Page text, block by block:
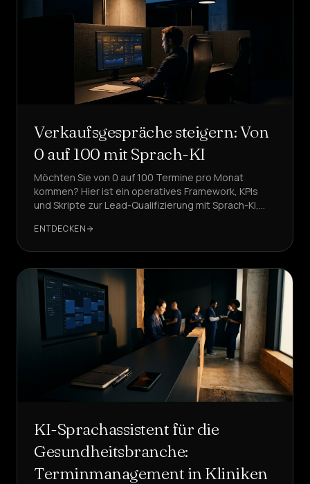
Verkaufsgespräche steigern: Von
0 auf 100 mit Sprach-KI
Möchten Sie von 0 auf 100 Termine pro Monat
kommen? Hier ist ein operatives Framework, KPIs
und Skripte zur Lead-Qualifizierung mit Sprach-KI,
ENTDECKEN
KI-Sprachassistent für die
Gesundheitsbranche:
Terminmanagement in Kliniken